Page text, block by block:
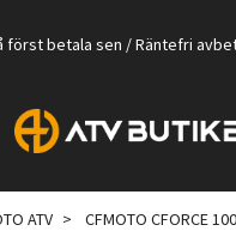
först betala sen / Räntefri
ATV CFMOTO CFORCE